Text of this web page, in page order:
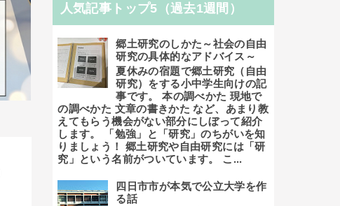
人気記事トップ5（過去1週間）
郷土研究のしかた～社会の自由
研究の具体的なアドバイス～
夏休みの宿題で郷土研究（自由
研究）をする小中学生向けの記
事です。 本の調べかた 現地で
の調べかた 文章の書きかた など、あまり教
えてもらう機会がない部分にしぼって紹介
します。 「勉強」と「研究」のちがいを知
りましょう！ 郷土研究や自由研究には「研
究」という名前がついています。 こ...
四日市市が本気で公立大学を作
る話